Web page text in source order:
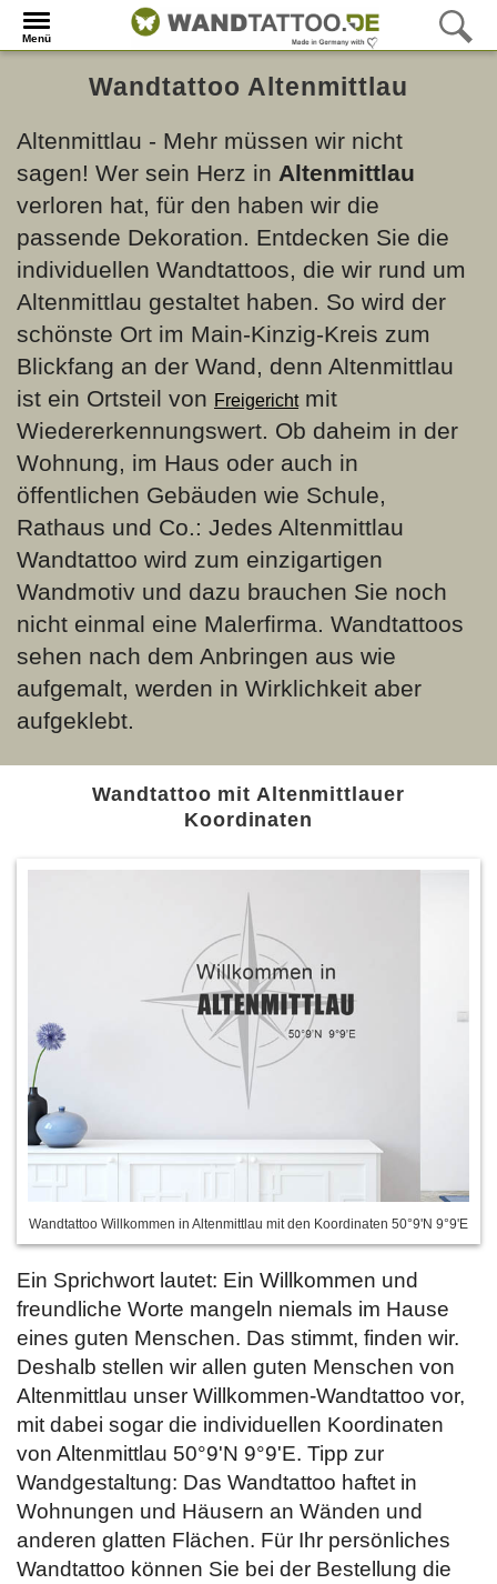
Menü
Wandtattoo Altenmittlau
Altenmittlau - Mehr müssen wir nicht
sagen! Wer sein Herz in Altenmittlau
verloren hat, für den haben wir die
passende Dekoration. Entdecken Sie die
individuellen Wandtattoos, die wir rund um
Altenmittlau gestaltet haben. So wird der
schönste Ort im Main-Kinzig-Kreis zum
Blickfang an der Wand, denn Altenmittlau
ist ein Ortsteil von Freigerichtmit
Wiedererkennungswert. Ob daheim in der
Wohnung, im Haus oder auch in
öffentlichen Gebäuden wie Schule,
Rathaus und Co.: Jedes Altenmittlau
Wandtattoo wird zum einzigartigen
Wandmotiv und dazu brauchen Sie noch
nicht einmal eine Malerfirma. Wandtattoos
sehen nach dem Anbringen aus wie
aufgemalt, werden in Wirklichkeit aber
aufgeklebt.
Wandtattoo mit Altenmittlauer
Koordinaten
Wandtattoo Willkommen in Altenmittlau mit den Koordinaten 50°9'N 9°9'E
Ein Sprichwort lautet: Ein Willkommen und
freundliche Worte mangeln niemals im Hause
eines guten Menschen. Das stimmt, finden wir.
Deshalb stellen wir allen guten Menschen von
Altenmittlau unser Willkommen-Wandtattoo vor,
mit dabei sogar die individuellen Koordinaten
von Altenmittlau 50°9'N 9°9'E. Tipp zur
Wandgestaltung: Das Wandtattoo haftet in
Wohnungen und Häusern an Wänden und
anderen glatten Flächen. Für Ihr persönliches
Wandtattoo können Sie bei der Bestellung die